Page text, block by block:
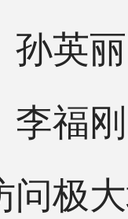
孙英
李福
极大